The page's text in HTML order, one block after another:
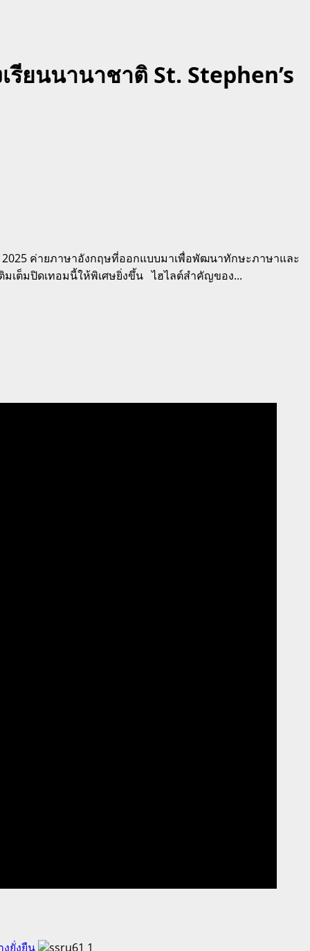
ยนนานาชาติ St. Stephen’s
2025 ค่ายภาษาอังกฤษที่ออกแบบมาเพื่อพัฒนาทักษะภาษาและ
มเต็มปิดเทอมนี้ให้พิเศษยิ่งขึ้น ไฮไลต์สำคัญของ...
ยั่งยืน
1